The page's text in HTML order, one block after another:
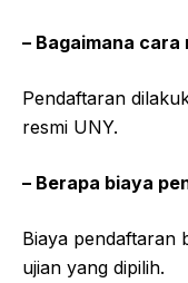
– Bagaimana
Pendaftaran
resmi UNY.
– Berapa biaya
Biaya pendaftaran
ujian yang dipilih.